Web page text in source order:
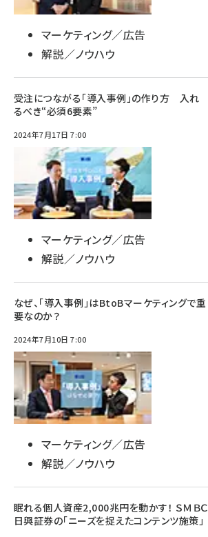
マーケティング／広告
解説／ノウハウ
受注につながる「導入事例」の作り方 入れ
るべき“必須6要素”
2024年7月17日 7:00
マーケティング／広告
解説／ノウハウ
なぜ、「導入事例」はBtoBマーケティングで重
要なのか？
2024年7月10日 7:00
マーケティング／広告
解説／ノウハウ
眠れる個人資産2,000兆円を動かす！ ＳＭＢＣ
日興証券の「ニーズを捉えたコンテンツ施策」